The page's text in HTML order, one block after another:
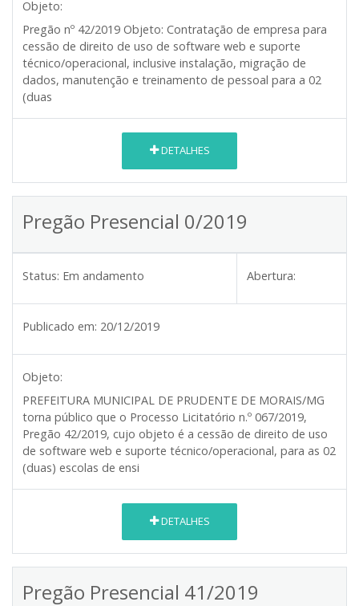
Objeto:
Pregão nº 42/2019 Objeto: Contratação de empresa para
cessão de direito de uso de software web e suporte
técnico/operacional, inclusive instalação, migração de
dados, manutenção e treinamento de pessoal para a 02
(duas
DETALHES
Pregão Presencial 0/2019
Status: Em andamento Abertura:
Publicado em: 20/12/2019
Objeto:
PREFEITURA MUNICIPAL DE PRUDENTE DE MORAIS/MG
torna público que o Processo Licitatório n.º 067/2019,
Pregão 42/2019, cujo objeto é a cessão de direito de uso
de software web e suporte técnico/operacional, para as 02
(duas) escolas de ensi
DETALHES
Pregão Presencial 41/2019